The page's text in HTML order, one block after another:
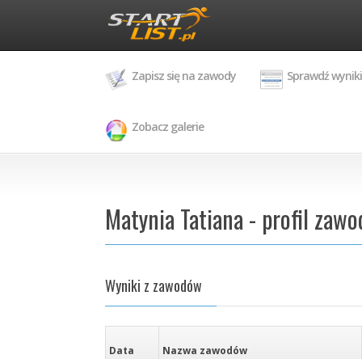
Zapisz się na zawody Sprawdź wyniki
Zobacz galerie
Matynia Tatiana - profil
Wyniki z zawodów
Data Nazwa zawodów